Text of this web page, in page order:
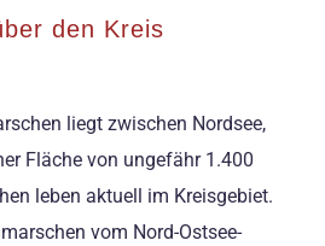
den Kreis
liegt zwischen Nordsee,
Fläche von ungefähr 1.400
leben aktuell im Kreisgebiet.
vom Nord-Ostsee-